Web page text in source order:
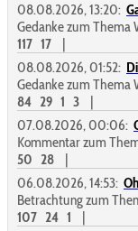
08.08.2026, 13:20:
Gedanke zum Thema
117 17
08.08.2026, 01:52:
Gedanke zum Thema
84 29 1 3
07.08.2026, 00:06:
Kommentar zum
50 28
06.08.2026, 14:53:
Betrachtung zum
107 24 1